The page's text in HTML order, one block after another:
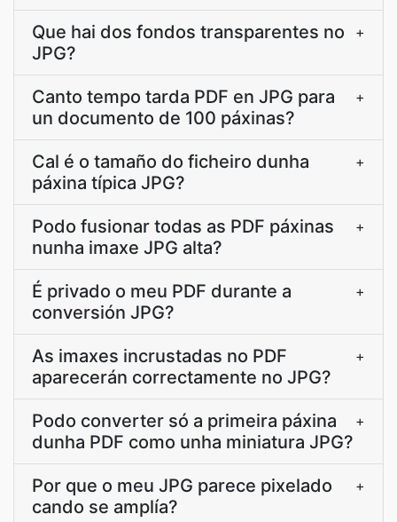
Que hai dos fondos transparentes no
JPG?
+
Canto tempo tarda PDF en JPG para
un documento de 100 páxinas?
+
Cal é o tamaño do ficheiro dunha
páxina típica JPG?
+
Podo fusionar todas as PDF páxinas
nunha imaxe JPG alta?
+
É privado o meu PDF durante a
conversión JPG?
+
As imaxes incrustadas no PDF
aparecerán correctamente no JPG?
+
Podo converter só a primeira páxina
dunha PDF como unha miniatura JPG?
+
Por que o meu JPG parece pixelado
cando se amplía?
+